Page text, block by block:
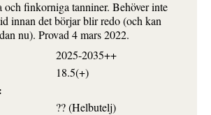
och finkorniga tanniner. Behöver inte
innan det börjar blir redo (och kan
nu). Provad 4 mars 2022.
2025-2035++
18.5(+)
?? (Helbutelj)